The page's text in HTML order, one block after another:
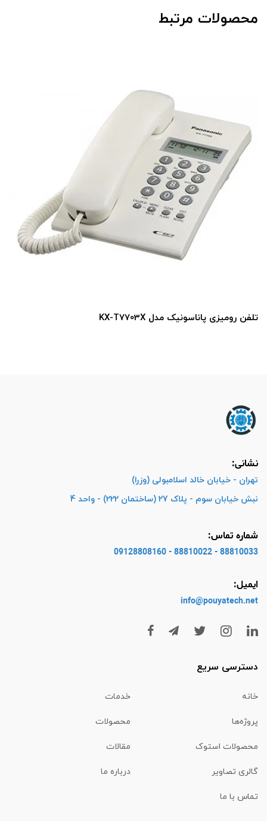
محصولات مرتبط
تلفن رومیزی پاناسونیک مدل KX-T7703X
نشانی:
تهران - خیابان خالد اسلامبولی (وزرا)
نبش خیابان سوم - پلاک 27 (ساختمان 222) - واحد 4
شماره تماس:
88810033 - 88810022 - 09128808160
ایمیل:
info@pouyatech.net
دسترسی سریع
خانه خدمات
پروژه‌ها محصولات
محصولات استوک مقالات
گالری تصاویر درباره ما
تماس با ما